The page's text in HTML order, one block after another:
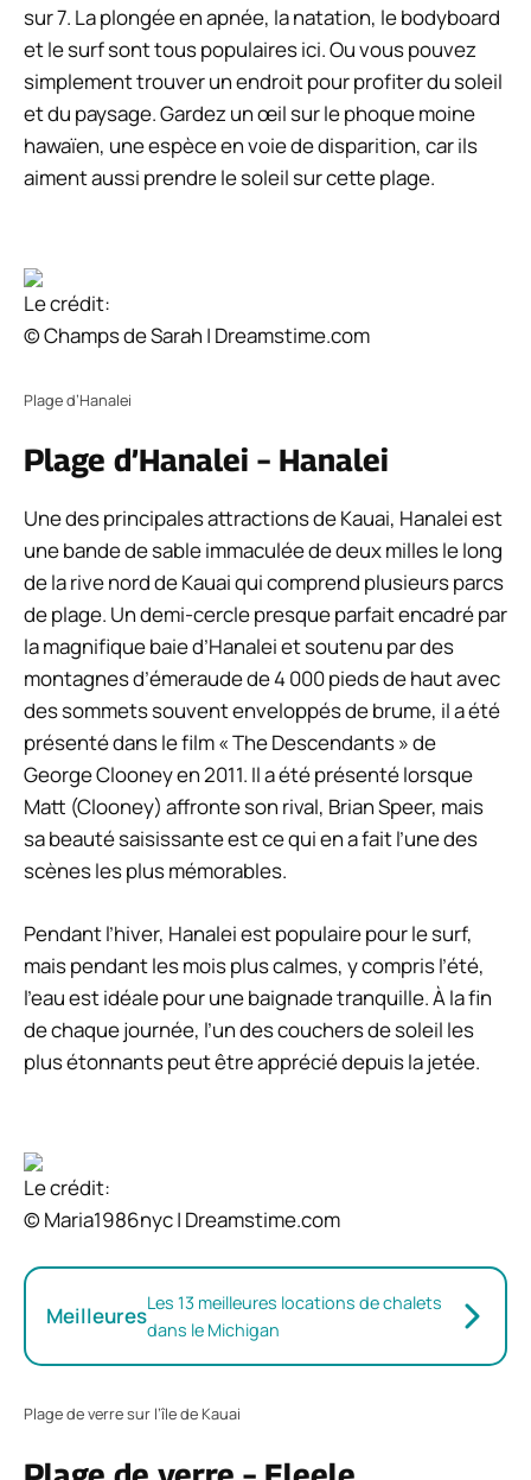
sur 7. La plongée en apnée, la natation, le bodyboard
et le surf sont tous populaires ici. Ou vous pouvez
simplement trouver un endroit pour profiter du soleil
et du paysage. Gardez un œil sur le phoque moine
hawaïen, une espèce en voie de disparition, car ils
aiment aussi prendre le soleil sur cette plage.
Le crédit:
© Champs de Sarah | Dreamstime.com
Plage d’Hanalei
Plage d’Hanalei – Hanalei
Une des principales attractions de Kauai, Hanalei est
une bande de sable immaculée de deux milles le long
de la rive nord de Kauai qui comprend plusieurs parcs
de plage. Un demi-cercle presque parfait encadré par
la magnifique baie d’Hanalei et soutenu par des
montagnes d’émeraude de 4 000 pieds de haut avec
des sommets souvent enveloppés de brume, il a été
présenté dans le film « The Descendants » de
George Clooney en 2011. Il a été présenté lorsque
Matt (Clooney) affronte son rival, Brian Speer, mais
sa beauté saisissante est ce qui en a fait l’une des
scènes les plus mémorables.
Pendant l’hiver, Hanalei est populaire pour le surf,
mais pendant les mois plus calmes, y compris l’été,
l’eau est idéale pour une baignade tranquille. À la fin
de chaque journée, l’un des couchers de soleil les
plus étonnants peut être apprécié depuis la jetée.
Le crédit:
© Maria1986nyc | Dreamstime.com
MeilleuresLes 13 meilleures locations de chalets
dans le Michigan
Plage de verre sur l’île de Kauai